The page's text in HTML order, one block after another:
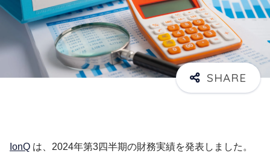
IonQ は、2024年第3四半期の財務実績を発表しました。